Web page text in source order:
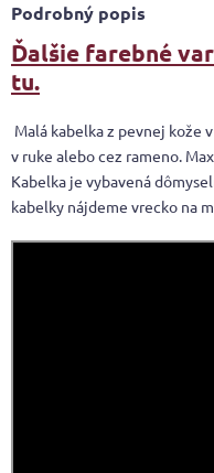
Podrobný popis
Ďalšie farebné
tu.
Malá kabelka z pevnej kože
v ruke alebo cez rameno.
Kabelka je vybavená
kabelky nájdeme vrecko na